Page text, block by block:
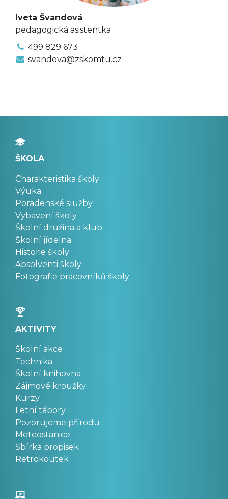
Iveta Švandová
pedagogická asistentka
499 829 673
svandova@zskomtu.cz
ŠKOLA
Charakteristika školy
Výuka
Poradenské služby
Vybavení školy
Školní družina a klub
Školní jídelna
Historie školy
Absolventi školy
Fotografie pracovníků školy
AKTIVITY
Školní akce
Technika
Školní knihovna
Zájmové kroužky
Kurzy
Letní tábory
Pozorujeme přírodu
Meteostanice
Sbírka propisek
Retrokoutek